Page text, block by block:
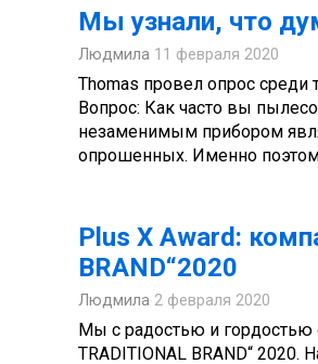
Мы узнали, что
Людмила 11 февраля 2020
Thomas провел опрос
Вопрос: Как часто вы
незаменимым прибором
опрошенных. Именно
Plus X Award:
BRAND“2020
Людмила 2 февраля 2020
Мы с радостью и гордостью
TRADITIONAL BRAND“